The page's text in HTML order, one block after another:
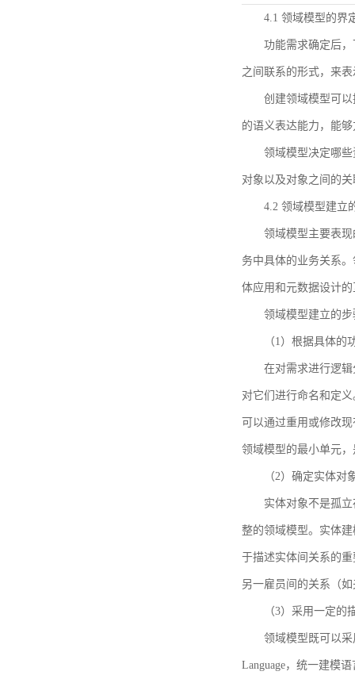
4.1 领域模型的界
功能需求确定后
之间联系的形式，来
创建领域模型可
的语义表达能力，能
领域模型决定哪
对象以及对象之间的
4.2 领域模型建立
领域模型主要表
务中具体的业务关系
体应用和元数据设计
领域模型建立的
（1）根据具体
在对需求进行逻
对它们进行命名和定
可以通过重用或修改
领域模型的最小单元
（2）确定实体
实体对象不是孤
整的领域模型。实体
于描述实体间关系的
另一雇员间的关系（
（3）采用一定
领域模型既可以
Language，统一建模